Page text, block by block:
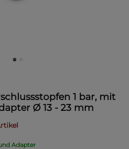
1 bar, mit
Ø 13 - 23 mm
Adapter